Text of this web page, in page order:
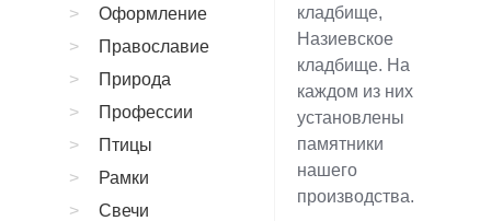
кладбище,
Назиевское
кладбище. На
каждом из них
установлены
памятники
нашего
производства.
Оформление
Православие
Природа
Профессии
Птицы
Рамки
Свечи